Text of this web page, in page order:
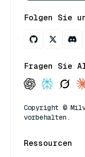
Folgen Sie
Fragen Sie
Copyright ©
vorbehalten.
Ressourcen